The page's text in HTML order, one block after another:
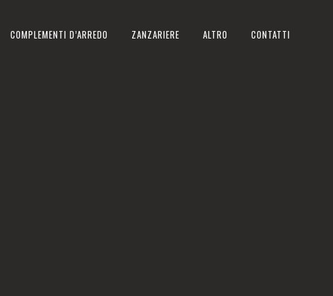
COMPLEMENTI D’ARREDO ZANZARIERE ALTRO CONTATTI